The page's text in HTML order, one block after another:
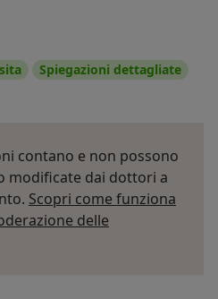
Spiegazioni dettagliate
contano e non possono
modificate dai dottori a
Scopri come funziona
delle